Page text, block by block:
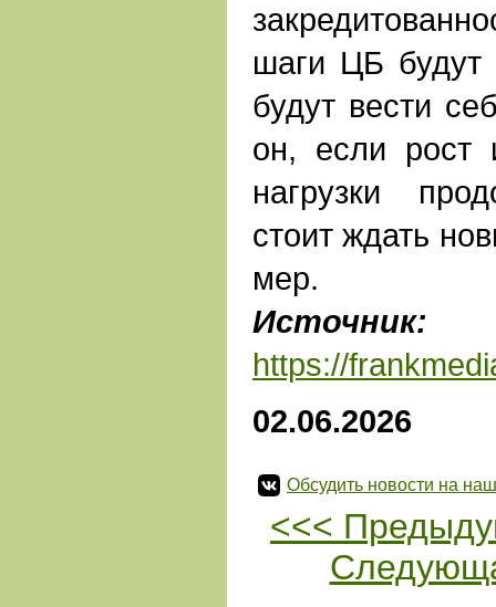
шаги ЦБ будут
будут вести
он, если рост
нагрузки
стоит ждать
мер.
https://
02.06.2026
Обсудить новости на
<<<